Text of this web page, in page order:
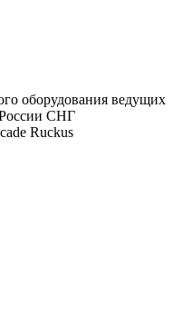
оборудования ведущих
СНГ
Ruckus